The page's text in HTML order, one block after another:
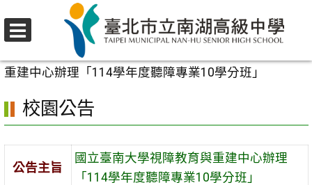
至
要
區
校園公告
重建中心辦理「114學年度聽障專業10學分班」
校園公告
公告主旨
國立臺南大學視障教育與重建中心辦理
「114學年度聽障專業10學分班」
選
單